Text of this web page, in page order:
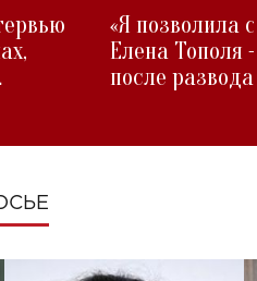
«Я позволила
Елена Тополя
после развода